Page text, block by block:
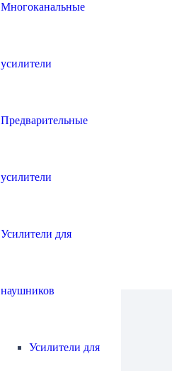
Многоканальные
усилители
Предварительные
усилители
Усилители для
наушников
Усилители для